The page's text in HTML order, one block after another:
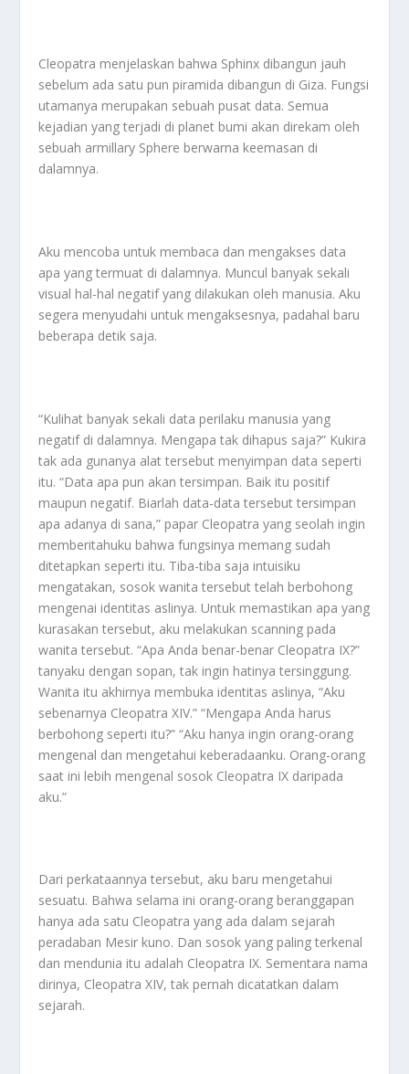
Cleopatra menjelaskan bahwa Sphinx dibangun jauh
sebelum ada satu pun piramida dibangun di Giza. Fungsi
utamanya merupakan sebuah pusat data. Semua
kejadian yang terjadi di planet bumi akan direkam oleh
sebuah armillary Sphere berwarna keemasan di
dalamnya.
Aku mencoba untuk membaca dan mengakses data
apa yang termuat di dalamnya. Muncul banyak sekali
visual hal-hal negatif yang dilakukan oleh manusia. Aku
segera menyudahi untuk mengaksesnya, padahal baru
beberapa detik saja.
“Kulihat banyak sekali data perilaku manusia yang
negatif di dalamnya. Mengapa tak dihapus saja?” Kukira
tak ada gunanya alat tersebut menyimpan data seperti
itu. “Data apa pun akan tersimpan. Baik itu positif
maupun negatif. Biarlah data-data tersebut tersimpan
apa adanya di sana,” papar Cleopatra yang seolah ingin
memberitahuku bahwa fungsinya memang sudah
ditetapkan seperti itu. Tiba-tiba saja intuisiku
mengatakan, sosok wanita tersebut telah berbohong
mengenai identitas aslinya. Untuk memastikan apa yang
kurasakan tersebut, aku melakukan scanning pada
wanita tersebut. “Apa Anda benar-benar Cleopatra IX?”
tanyaku dengan sopan, tak ingin hatinya tersinggung.
Wanita itu akhirnya membuka identitas aslinya, “Aku
sebenarnya Cleopatra XIV.” “Mengapa Anda harus
berbohong seperti itu?” “Aku hanya ingin orang-orang
mengenal dan mengetahui keberadaanku. Orang-orang
saat ini lebih mengenal sosok Cleopatra IX daripada
aku.”
Dari perkataannya tersebut, aku baru mengetahui
sesuatu. Bahwa selama ini orang-orang beranggapan
hanya ada satu Cleopatra yang ada dalam sejarah
peradaban Mesir kuno. Dan sosok yang paling terkenal
dan mendunia itu adalah Cleopatra IX. Sementara nama
dirinya, Cleopatra XIV, tak pernah dicatatkan dalam
sejarah.